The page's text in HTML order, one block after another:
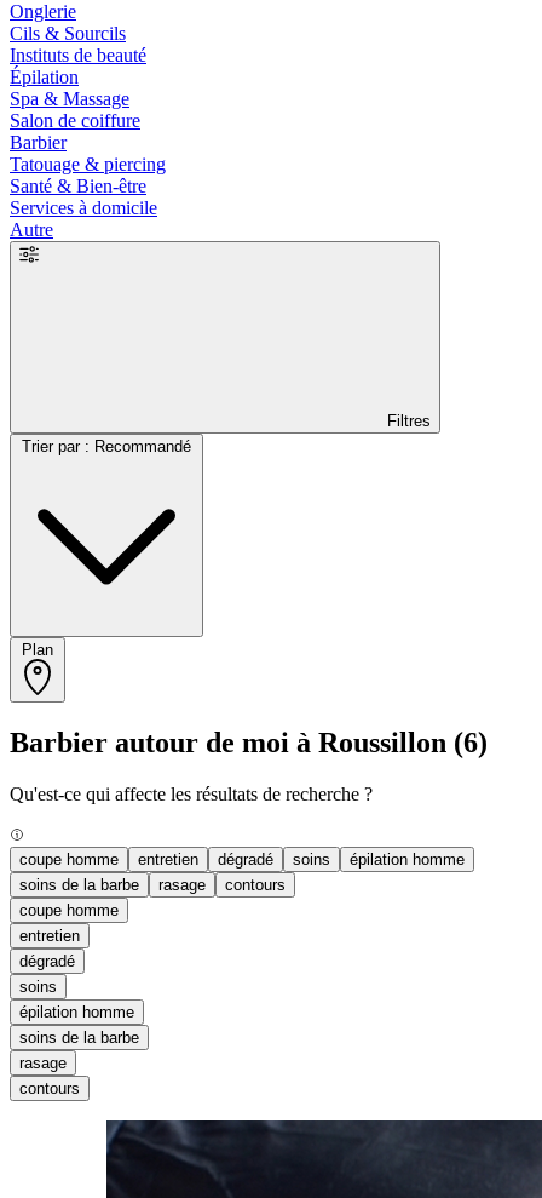
Onglerie
Cils & Sourcils
Instituts de beauté
Épilation
Spa & Massage
Salon de coiffure
Barbier
Tatouage & piercing
Santé & Bien-être
Services à domicile
Autre
Filtres
Barbier autour de moi à Roussillon (6)
Qu'est-ce qui affecte les résultats de recherche ?
coupe homme entretien dégradé soins
épilation homme
soins de la barbe
rasage
contours
coupe homme
entretien
dégradé
soins
épilation homme
soins de la barbe
rasage
contours